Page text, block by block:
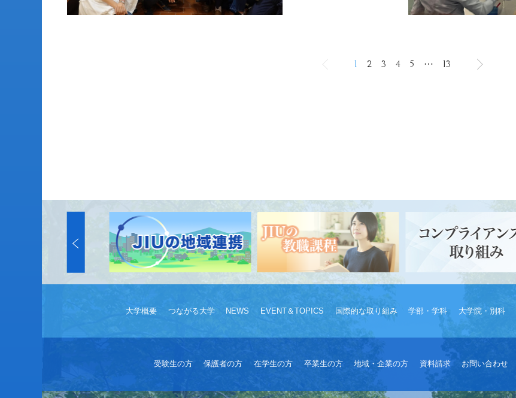
1 2 3 4 5 ⋯ 13
大学概要 つながる大学 NEWS EVENT＆TOPICS 国際的な取り組み 学部・学科 大学院・別科
受験生の方 保護者の方 在学生の方 卒業生の方 地域・企業の方 資料請求 お問い合わせ